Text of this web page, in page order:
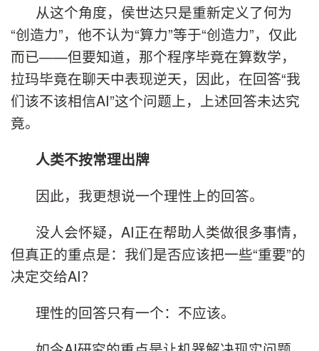
从这个角度，侯世达只是重新定义了何为
“创造力”，他不认为“算力”等于“创造力”，仅此
而已——但要知道，那个程序毕竟在算数学，
拉玛毕竟在聊天中表现逆天，因此，在回答“我
们该不该相信AI”这个问题上，上述回答未达究
竟。
人类不按常理出牌
因此，我更想说一个理性上的回答。
没人会怀疑，AI正在帮助人类做很多事情，
但真正的重点是：我们是否应该把一些“重要”的
决定交给AI？
理性的回答只有一个：不应该。